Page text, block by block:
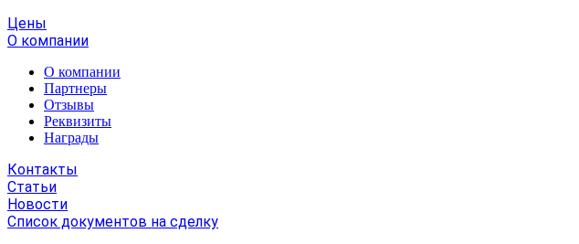
Цены
О компании
О компании
Партнеры
Отзывы
Реквизиты
Награды
Контакты
Статьи
Новости
Список документов на сделку